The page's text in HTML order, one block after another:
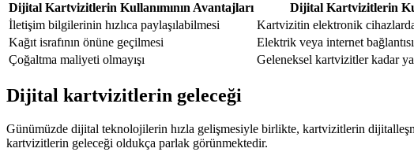
Dijital Kartvizitlerin Kullanımının Avantajları
Dijital Kartvizitlerin
İletişim bilgilerinin hızlıca paylaşılabilmesi
Kartvizitin elektronik
Kağıt israfının önüne geçilmesi
Elektrik veya internet
Çoğaltma maliyeti olmayışı
Geleneksel kartvizitler kadar
Dijital kartvizitlerin geleceği
Günümüzde dijital teknolojilerin hızla gelişmesiyle birlikte, kartvizitlerin
kartvizitlerin geleceği oldukça parlak görünmektedir.